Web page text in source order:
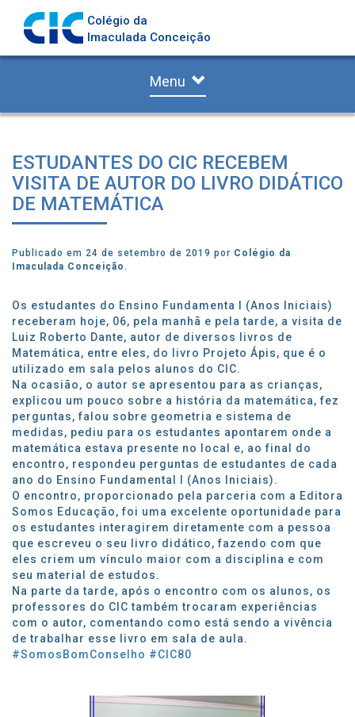
Colégio da
Imaculada Conceição
Menu
ESTUDANTES DO CIC RECEBEM
VISITA DE AUTOR DO LIVRO DIDÁTICO
DE MATEMÁTICA
Publicado em 24 de setembro de 2019 por Colégio da
Imaculada Conceição.
Os estudantes do Ensino Fundamenta I (Anos Iniciais)
receberam hoje, 06, pela manhã e pela tarde, a visita de
Luiz Roberto Dante, autor de diversos livros de
Matemática, entre eles, do livro Projeto Ápis, que é o
utilizado em sala pelos alunos do CIC.
Na ocasião, o autor se apresentou para as crianças,
explicou um pouco sobre a história da matemática, fez
perguntas, falou sobre geometria e sistema de
medidas, pediu para os estudantes apontarem onde a
matemática estava presente no local e, ao final do
encontro, respondeu perguntas de estudantes de cada
ano do Ensino Fundamental I (Anos Iniciais).
O encontro, proporcionado pela parceria com a Editora
Somos Educação, foi uma excelente oportunidade para
os estudantes interagirem diretamente com a pessoa
que escreveu o seu livro didático, fazendo com que
eles criem um vínculo maior com a disciplina e com
seu material de estudos.
Na parte da tarde, após o encontro com os alunos, os
professores do CIC também trocaram experiências
com o autor, comentando como está sendo a vivência
de trabalhar esse livro em sala de aula.
#SomosBomConselho #CIC80